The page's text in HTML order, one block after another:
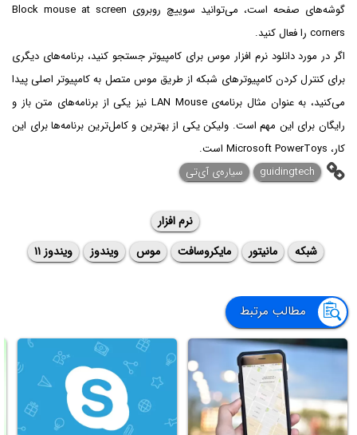
گوشه‌های صفحه است، می‌توانید سوییچ روبروی Block mouse at screen
corners را فعال کنید.
اگر در مورد دانلود نرم افزار موس برای کامپیوتر جستجو کنید، برنامه‌های دیگری
برای کنترل کردن کامپیوترهای شبکه از طریق موس متصل به کامپیوتر اصلی پیدا
می‌کنید، به عنوان مثال برنامه‌ی LAN Mouse نیز یکی از برنامه‌های متن باز و
رایگان برای این مهم است. ولیکن یکی از بهترین و کامل‌ترین برنامه‌ها برای این
کار، Microsoft PowerToys است.
guidingtech
سیاره‌ی آی‌تی
نرم افزار
شبکه
مانیتور مایکروسافت موس ویندوز ویندوز ۱۱
مطالب مرتبط